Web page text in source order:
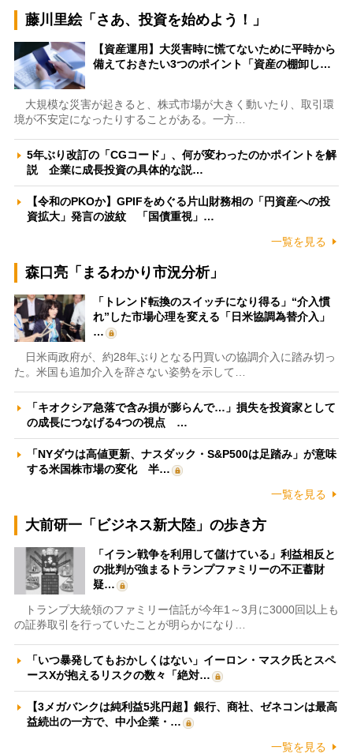
藤川里絵「さあ、投資を始めよう！」
【資産運用】大災害時に慌てないために平時から
備えておきたい3つのポイント「資産の棚卸し…
大規模な災害が起きると、株式市場が大きく動いたり、取引環
境が不安定になったりすることがある。一方…
5年ぶり改訂の「CGコード」、何が変わったのかポイントを解
説 企業に成長投資の具体的な説…
【令和のPKOか】GPIFをめぐる片山財務相の「円資産への投
資拡大」発言の波紋 「国債重視」…
一覧を見る
森口亮「まるわかり市況分析」
「トレンド転換のスイッチになり得る」“介入慣
れ”した市場心理を変える「日米協調為替介入」
…
日米両政府が、約28年ぶりとなる円買いの協調介入に踏み切っ
た。米国も追加介入を辞さない姿勢を示して…
「キオクシア急落で含み損が膨らんで…」損失を投資家として
の成長につなげる4つの視点 …
「NYダウは高値更新、ナスダック・S&P500は足踏み」が意味
する米国株市場の変化 半…
一覧を見る
大前研一「ビジネス新大陸」の歩き方
「イラン戦争を利用して儲けている」利益相反と
の批判が強まるトランプファミリーの不正蓄財
疑…
トランプ大統領のファミリー信託が今年1～3月に3000回以上も
の証券取引を行っていたことが明らかになり…
「いつ暴発してもおかしくはない」イーロン・マスク氏とスペ
ースXが抱えるリスクの数々「絶対…
【3メガバンクは純利益5兆円超】銀行、商社、ゼネコンは最高
益続出の一方で、中小企業・…
一覧を見る